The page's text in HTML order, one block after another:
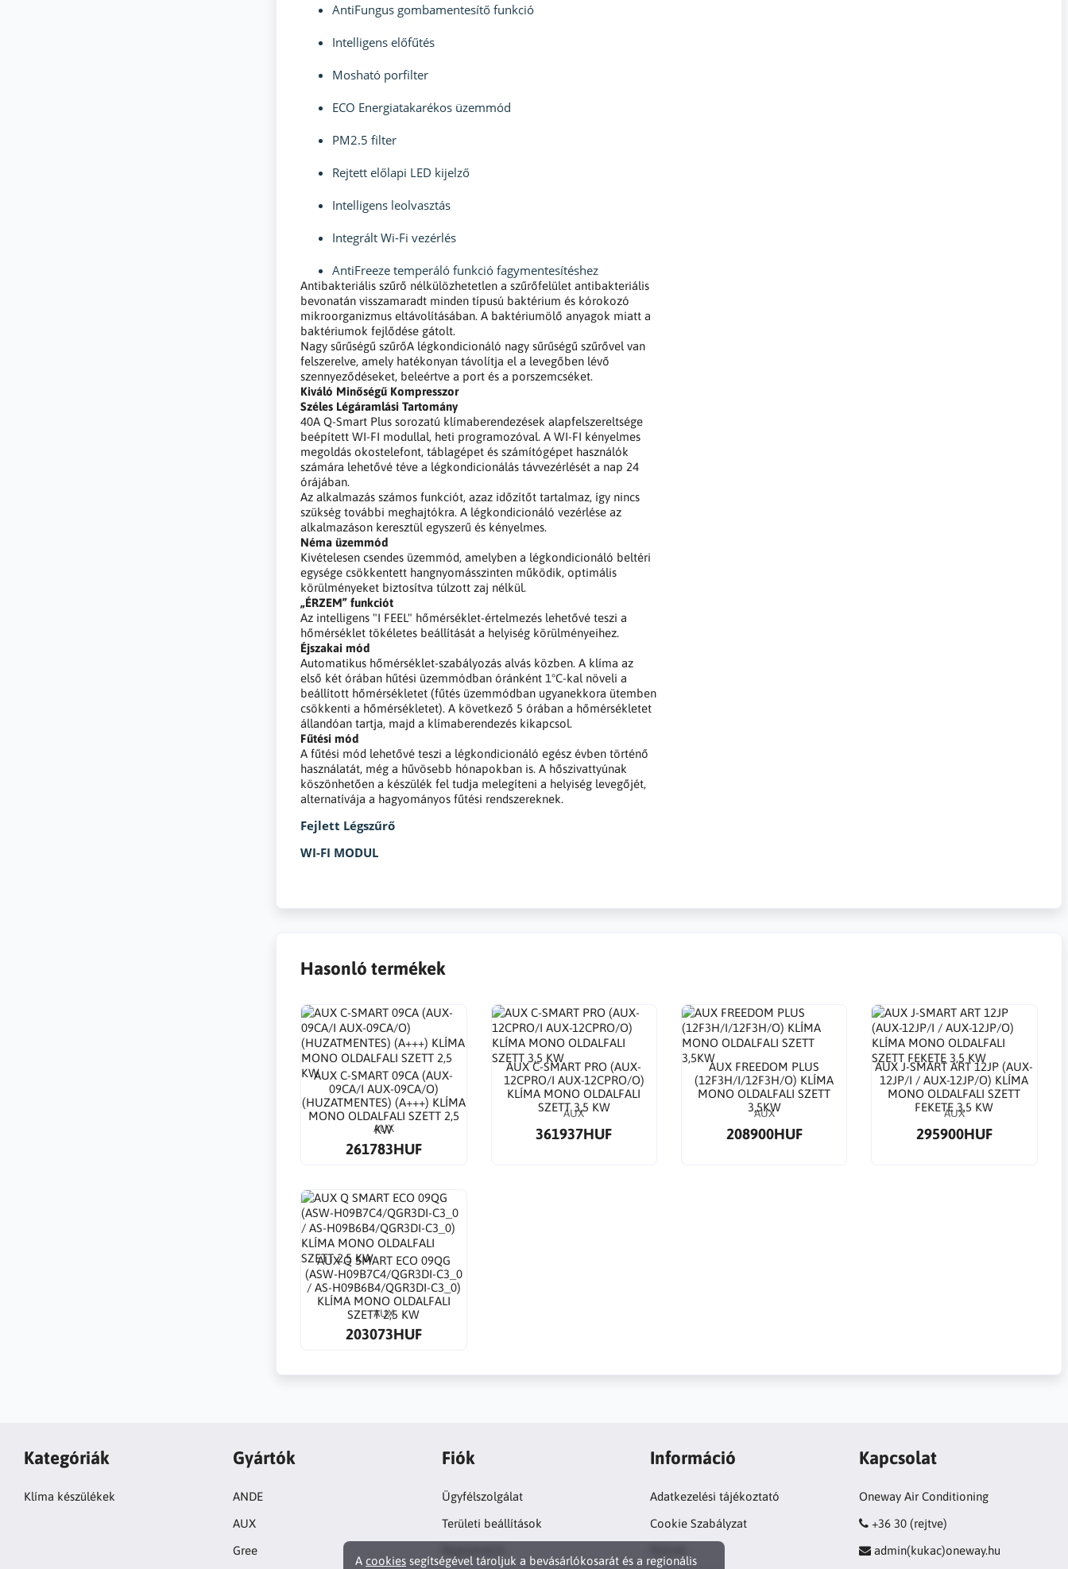
AntiFungus gombamentesítő funkció
Intelligens előfűtés
Mosható porfilter
ECO Energiatakarékos üzemmód
PM2.5 filter
Rejtett előlapi LED kijelző
Intelligens leolvasztás
Integrált Wi-Fi vezérlés
AntiFreeze temperáló funkció fagymentesítéshez
Antibakteriális szűrő nélkülözhetetlen a szűrőfelület antibakteriális
bevonatán visszamaradt minden típusú baktérium és kórokozó
mikroorganizmus eltávolításában. A baktériumölő anyagok miatt a
baktériumok fejlődése gátolt.
Nagy sűrűségű szűrőA légkondicionáló nagy sűrűségű szűrővel van
felszerelve, amely hatékonyan távolítja el a levegőben lévő
szennyeződéseket, beleértve a port és a porszemcséket.
Kiváló Minőségű Kompresszor
Széles Légáramlási Tartomány
40A Q-Smart Plus sorozatú klímaberendezések alapfelszereltsége
beépített WI-FI modullal, heti programozóval. A WI-FI kényelmes
megoldás okostelefont, táblagépet és számítógépet használók
számára lehetővé téve a légkondicionálás távvezérlését a nap 24
órájában.
Az alkalmazás számos funkciót, azaz időzítőt tartalmaz, így nincs
szükség további meghajtókra. A légkondicionáló vezérlése az
alkalmazáson keresztül egyszerű és kényelmes.
Néma üzemmód
Kivételesen csendes üzemmód, amelyben a légkondicionáló beltéri
egysége csökkentett hangnyomásszinten működik, optimális
körülményeket biztosítva túlzott zaj nélkül.
„ÉRZEM” funkciót
Az intelligens "I FEEL" hőmérséklet-értelmezés lehetővé teszi a
hőmérséklet tökéletes beállítását a helyiség körülményeihez.
Éjszakai mód
Automatikus hőmérséklet-szabályozás alvás közben. A klíma az
első két órában hűtési üzemmódban óránként 1°C-kal növeli a
beállított hőmérsékletet (fűtés üzemmódban ugyanekkora ütemben
csökkenti a hőmérsékletet). A következő 5 órában a hőmérsékletet
állandóan tartja, majd a klímaberendezés kikapcsol.
Fűtési mód
A fűtési mód lehetővé teszi a légkondicionáló egész évben történő
használatát, még a hűvösebb hónapokban is. A hőszivattyúnak
köszönhetően a készülék fel tudja melegíteni a helyiség levegőjét,
alternatívája a hagyományos fűtési rendszereknek.
Fejlett Légszűrő
WI-FI MODUL
Hasonló termékek
AUX C-SMART 09CA (AUX-
09CA/I AUX-09CA/O)
(HUZATMENTES) (A+++) KLÍMA
MONO OLDALFALI SZETT 2,5
KW
AUX
261783HUF
AUX C-SMART PRO (AUX-
12CPRO/I AUX-12CPRO/O)
KLÍMA MONO OLDALFALI
SZETT 3,5 KW
AUX
361937HUF
AUX FREEDOM PLUS
(12F3H/I/12F3H/O) KLÍMA
MONO OLDALFALI SZETT
3,5KW
AUX
208900HUF
AUX J-SMART ART 12JP (AUX-
12JP/I / AUX-12JP/O) KLÍMA
MONO OLDALFALI SZETT
FEKETE 3,5 KW
AUX
295900HUF
AUX Q SMART ECO 09QG
(ASW-H09B7C4/QGR3DI-C3_0
/ AS-H09B6B4/QGR3DI-C3_0)
KLÍMA MONO OLDALFALI
SZETT 2,5 KW
AUX
203073HUF
A cookies segítségével tároljuk a bevásárlókosarát és a regionális
Kategóriák
Klíma készülékek
Gyártók
ANDE
AUX
Gree
Fiók
Ügyfélszolgálat
Területi beállítások
Információ
Adatkezelési tájékoztató
Cookie Szabályzat
Kapcsolat
Oneway Air Conditioning
+36 30 (rejtve)
admin(kukac)oneway.hu